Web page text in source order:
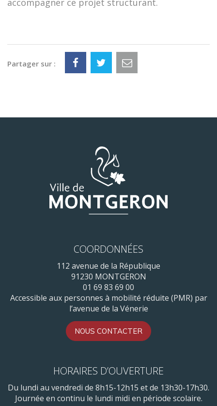
accompagner ce projet structurant.
Partager sur :
COORDONNÉES
112 avenue de la République
91230 MONTGERON
01 69 83 69 00
Accessible aux personnes à mobilité réduite (PMR) par
l’avenue de la Vénerie
NOUS CONTACTER
HORAIRES D’OUVERTURE
Du lundi au vendredi de 8h15-12h15 et de 13h30-17h30.
Journée en continu le lundi midi en période scolaire.